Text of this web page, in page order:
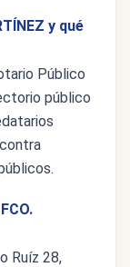
y qué
Público
público
Ruíz 28,